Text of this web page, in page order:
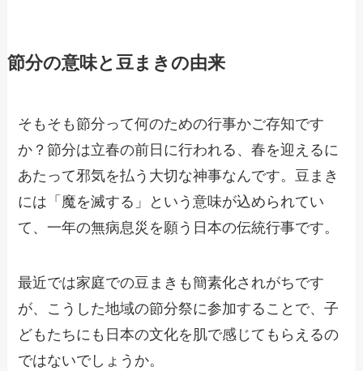
節分の意味と豆まきの由来
そもそも節分って何のための行事かご存知です
か？節分は立春の前日に行われる、春を迎えるに
あたって邪気を払う大切な神事なんです。豆まき
には「魔を滅する」という意味が込められてい
て、一年の無病息災を願う日本の伝統行事です。
最近では家庭での豆まきも簡素化されがちです
が、こうした地域の節分祭に参加することで、子
どもたちにも日本の文化を肌で感じてもらえるの
ではないでしょうか。